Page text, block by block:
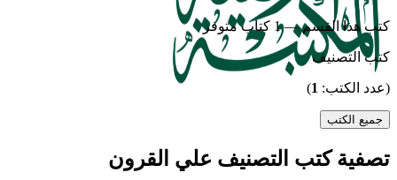
كتب هذا القسم — 1 كتاب متوفر
كتب التصنيف
(عدد الكتب: 1
)
جميع الكتب
تصفية كتب التصنيف علي القرون